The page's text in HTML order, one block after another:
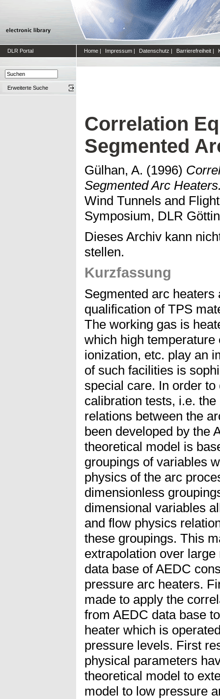
DLR Portal Home | Impressum | Datenschutz | Barrierefreiheit |
Erweiterte Suche
Correlation
Segmented
Gülhan, A. (1996)
Segmented Arc
Wind Tunnels and
Symposium, DLR
Dieses Archiv kann
stellen.
Kurzfassung
Segmented arc
qualification of TPS
The working gas is
which high
ionization, etc. play an
of such facilities is
special care. In order
calibration tests, i.e.
relations between the
been developed by the
theoretical model is
groupings of variables
physics of the arc
dimensionless
dimensional variables
and flow physics
these groupings. This
extrapolation over
data base of AEDC
pressure arc heaters.
made to apply the
from AEDC data base
heater which is
pressure levels. First
physical parameters
theoretical model to
model to low pressure